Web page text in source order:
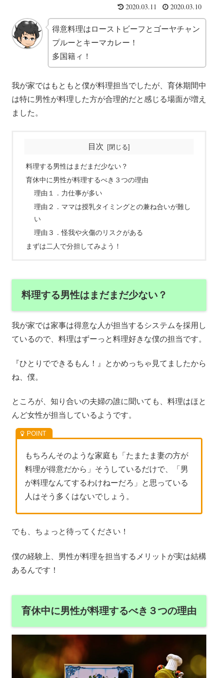
2020.03.11 2020.03.10
得意料理はローストビーフとゴーヤチャン
プルーとキーマカレー！
多国籍ィ！
我が家ではもともと僕が料理担当でしたが、育休期間中
は特に男性が料理した方が合理的だと感じる場面が増え
ました。
目次
料理する男性はまだまだ少ない？
育休中に男性が料理するべき３つの理由
理由１．力仕事が多い
理由２．ママは授乳タイミングとの兼ね合いが難し
い
理由３．怪我や火傷のリスクがある
まずは二人で分担してみよう！
料理する男性はまだまだ少ない？
我が家では家事は得意な人が担当するシステムを採用し
ているので、料理はずーっと料理好きな僕の担当です。
『ひとりでできるもん！』とかめっちゃ見てましたから
ね、僕。
ところが、知り合いの夫婦の誰に聞いても、料理はほと
んど女性が担当しているようです。
もちろんそのような家庭も「たまたま妻の方が
料理が得意だから」そうしているだけで、「男
が料理なんてするわけねーだろ」と思っている
人はそう多くはないでしょう。
でも、ちょっと待ってください！
僕の経験上、男性が料理を担当するメリットが実は結構
あるんです！
育休中に男性が料理するべき３つの理由